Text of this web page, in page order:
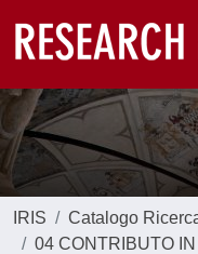
IRIS
Catalogo
04 CONTRIBUTO